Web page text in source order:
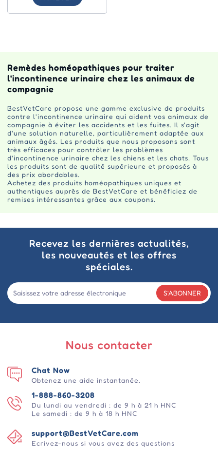
Remèdes homéopathiques pour traiter
l'incontinence urinaire chez les animaux de
compagnie
BestVetCare propose une gamme exclusive de produits
contre l'incontinence urinaire qui aident vos animaux de
compagnie à éviter les accidents et les fuites. Il s'agit
d'une solution naturelle, particulièrement adaptée aux
animaux âgés. Les produits que nous proposons sont
très efficaces pour contrôler les problèmes
d'incontinence urinaire chez les chiens et les chats. Tous
les produits sont de qualité supérieure et proposés à
des prix abordables.
Achetez des produits homéopathiques uniques et
authentiques auprès de BestVetCare et bénéficiez de
remises intéressantes grâce aux coupons.
Recevez les dernières actualités,
les nouveautés et les offres
spéciales.
S'ABONNER
Nous contacter
1-888-860-3208
Du lundi au vendredi : de 9 h à 21 h HNC
Le samedi : de 9 h à 18 h HNC
support@BestVetCare.com
Ecrivez-nous si vous avez des questions
Chat Now
Obtenez une aide instantanée.